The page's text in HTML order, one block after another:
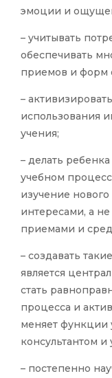
эмоции и
– учитывать
обеспечивать
приемов и форм
–
использования
учения;
– делать
учебном
изучение
интересами, а
приемами и
– создавать
является
стать
процесса и
меняет функции
консультантом и
– постепенно